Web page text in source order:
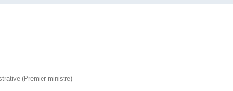
(Premier ministre)